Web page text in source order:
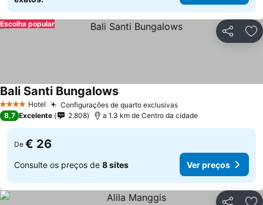
Partilhar
Escolha popular
4 EstrelasHotel Configurações de quarto exclusivas
Bali Santi Bungalows
8,7 Excelente 2.808 a 1.3 km de Centro da cidade
De € 26
Consulte os preços de 8 sites Ver preços